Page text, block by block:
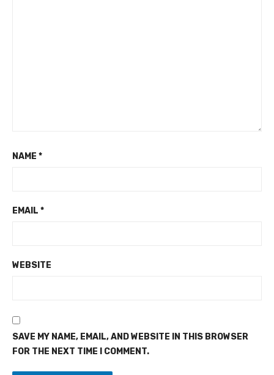
NAME *
EMAIL *
WEBSITE
SAVE MY NAME, EMAIL, AND WEBSITE IN THIS BROWSER
FOR THE NEXT TIME I COMMENT.